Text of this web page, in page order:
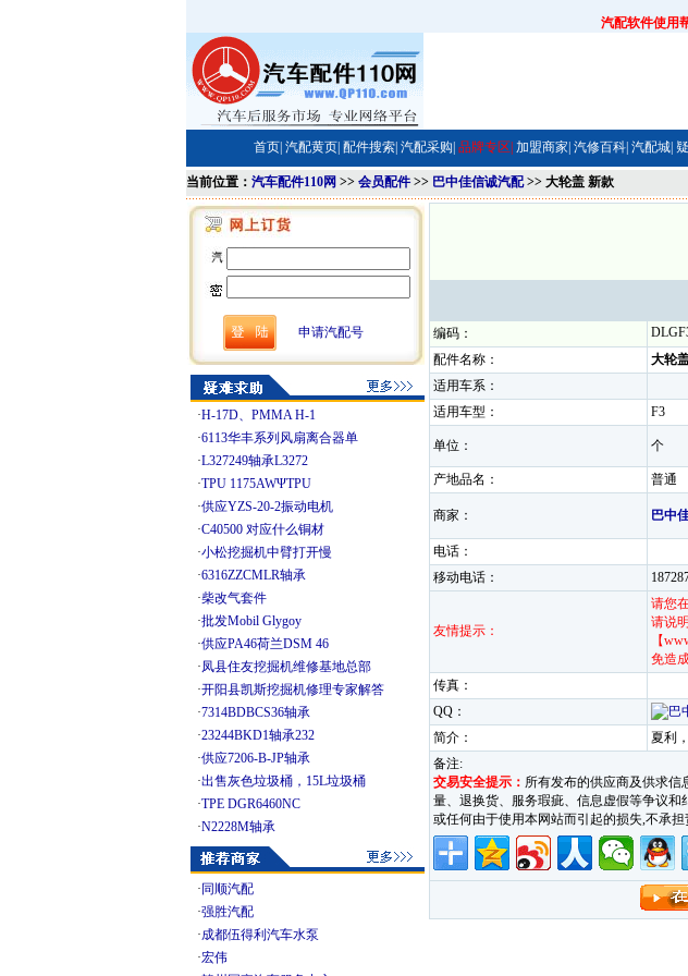
汽配软件使用
首页| 汽配黄页| 配件搜索| 汽配采购| 品牌专区| 加盟商家| 汽修百科| 汽配城|
当前位置： 汽车配件110网 >> 会员配件>> 巴中佳信诚汽配>> 大轮盖 新款
申请汽配号
·H-17D、PMMA H-1
·6113华丰系列风扇离合器单
·L327249轴承L3272
·TPU 1175AWΨTPU
·供应YZS-20-2振动电机
·C40500 对应什么铜材
·小松挖掘机中臂打开慢
·6316ZZCMLR轴承
·柴改气套件
·批发Mobil Glygoy
·供应PA46荷兰DSM 46
·凤县住友挖掘机维修基地总部
·开阳县凯斯挖掘机修理专家解答
·7314BDBCS36轴承
·23244BKD1轴承232
·供应7206-B-JP轴承
·出售灰色垃圾桶，15L垃圾桶
·TPE DGR6460NC
·N2228M轴承
· 同顺汽配
·强胜汽配
·成都伍得利汽车水泵
·宏伟
编码：
配件名称：
大轮
适用车系：
适用车型：
F3
单位： 个
产地品名： 普通
商家： 巴中
电话：
移动电话：
友情提示：
请您
请说
【
免造
传真：
QQ：
简介：
夏利
备注:
交易安全提示： 所有发布的供应商及供求
量、退换货、服务瑕疵、信息虚假等争议和
或任何由于使用本网站而引起的损失,不承